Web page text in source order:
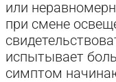
или
при смене
испытывает
симптом